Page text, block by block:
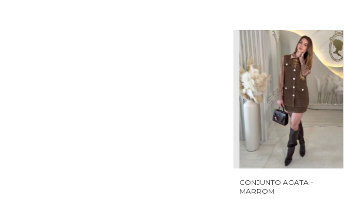
CONJUNTO AGATA -
MARROM